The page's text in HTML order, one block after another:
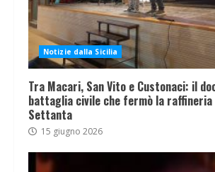
Notizie dalla Sicilia
Tra Macari, San Vito e Custonaci: il
battaglia civile che fermò la raffineria
Settanta
15 giugno 2026